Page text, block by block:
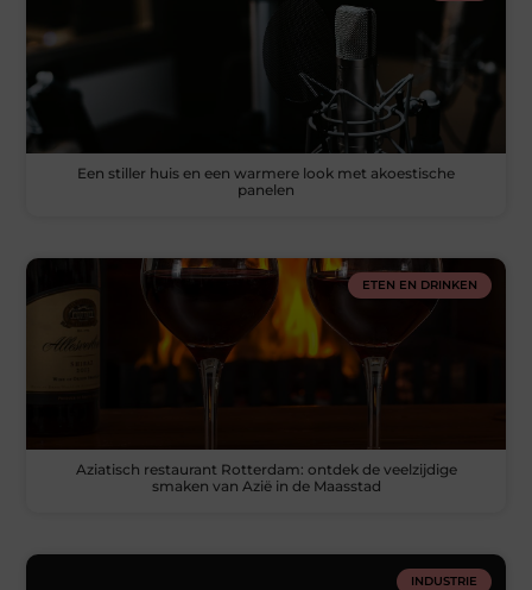
Een stiller huis en een warmere look met akoestische
panelen
ETEN EN DRINKEN
Aziatisch restaurant Rotterdam: ontdek de veelzijdige
smaken van Azië in de Maasstad
INDUSTRIE